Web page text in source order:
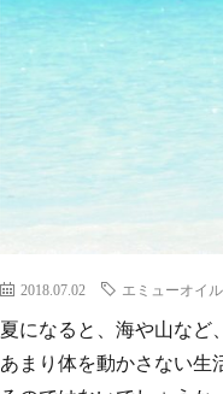
2018.07.02 エミューオイル
夏になると、海や山など
あまり体を動かさない生